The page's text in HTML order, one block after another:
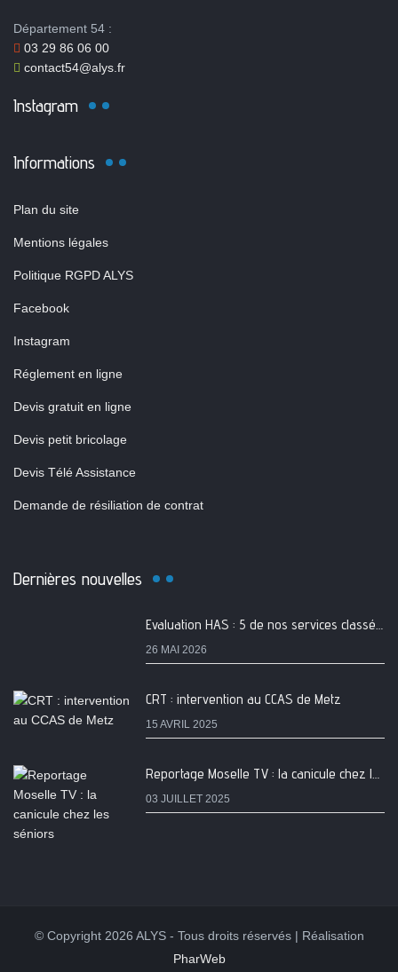
Département 54 :
03 29 86 06 00
contact54@alys.fr
Instagram
Informations
Plan du site
Mentions légales
Politique RGPD ALYS
Facebook
Instagram
Réglement en ligne
Devis gratuit en ligne
Devis petit bricolage
Devis Télé Assistance
Demande de résiliation de contrat
Dernières nouvelles
Evaluation HAS : 5 de nos services classés A
26 MAI 2026
CRT : intervention au CCAS de Metz
15 AVRIL 2025
Reportage Moselle TV : la canicule chez les séniors
03 JUILLET 2025
© Copyright 2026 ALYS - Tous droits réservés | Réalisation
PharWeb